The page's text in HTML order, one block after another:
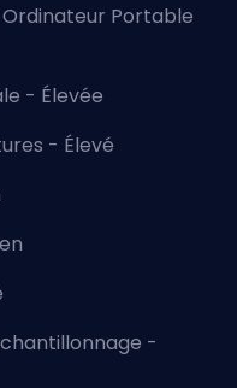
Portable
- Élevée
- Élevé
-